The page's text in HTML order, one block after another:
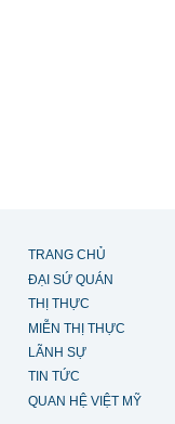
TRANG CHỦ
ĐẠI SỨ QUÁN
THỊ THỰC
MIỄN THỊ THỰC
LÃNH SỰ
TIN TỨC
QUAN HỆ VIỆT MỸ